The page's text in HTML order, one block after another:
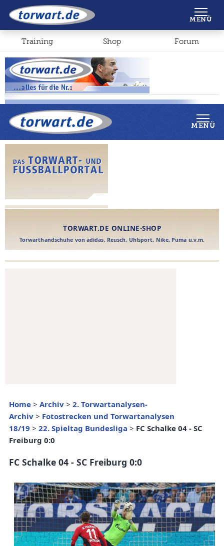
Shop Forum
MENÜ
Home > Archiv > 2. Torwartanalysen-
Archiv > Fotostrecken und Torwartanalysen
18/19 > 22. Spieltag Bundesliga > FC Schalke 04 - SC
Freiburg 0:0
FC Schalke 04 - SC Freiburg 0:0